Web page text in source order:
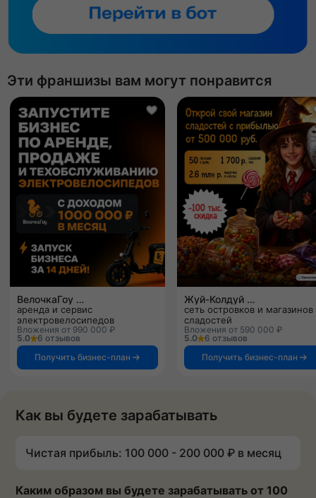
Эти франшизы вам могут понравится
ВелочкаГоу
аренда и сервис
электровелосипедов
Вложения от 990 000 ₽
5.0
6 отзывов
Получить бизнес-план
Жуй-Колдуй
сеть островков и магазинов
сладостей
Вложения от 590 000 ₽
5.0
6 отзывов
Получить бизнес-план
Как вы будете зарабатывать
Чистая прибыль: 100 000 - 200 000 ₽ в месяц
Каким образом вы будете зарабатывать от 100